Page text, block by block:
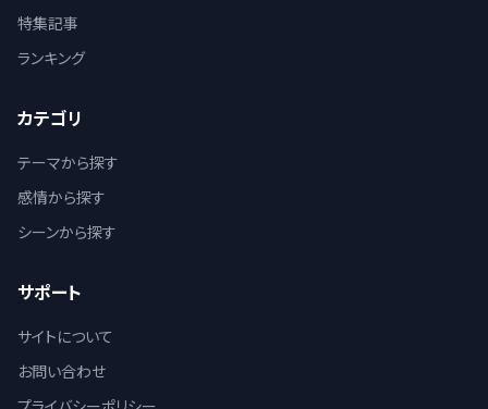
特集記事
ランキング
カテゴリ
テーマから探す
感情から探す
シーンから探す
サポート
サイトについて
お問い合わせ